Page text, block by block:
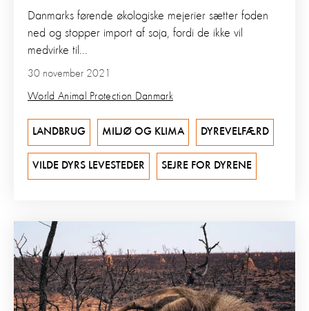
30 november 2021
World Animal Protection Danmark
Danmarks førende økologiske mejerier sætter foden
ned og stopper import af soja, fordi de ikke vil
medvirke til...
LANDBRUG MILJØ OG KLIMA DYREVELFÆRD
VILDE DYRS LEVESTEDER SEJRE FOR DYRENE